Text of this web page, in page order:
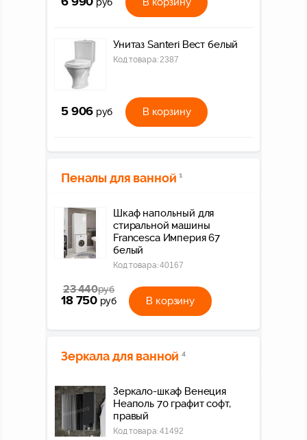
руб
Унитаз Santeri Вест белый
Код товара:2387
5 906 руб В корзину
Пеналы для ванной 1
Шкаф напольный для
стиральной машины
Francesca Империя 67
белый
Код товара:40167
23 440руб
18 750 руб В корзину
Зеркала для ванной 4
Зеркало-шкаф Венеция
Неаполь 70 графит софт,
правый
Код товара:41492